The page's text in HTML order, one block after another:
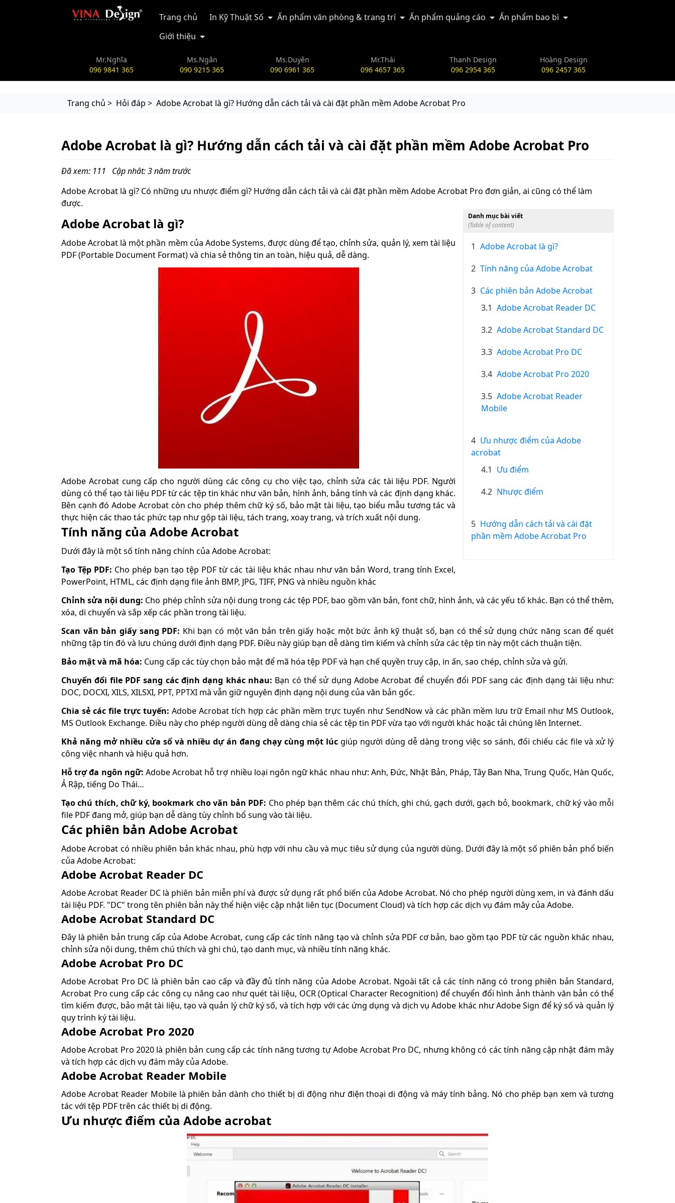
vinadesign.vn
Trang chủ In Kỹ Thuật Số Ấn phẩm văn phòng & trang trí Ấn phẩm quảng cáo
Ấn phẩm bao bì
Giới thiệu
Mr.Nghĩa
096 9841 365
Ms.Ngân
090 9215 365
Ms.Duyên
090 6961 365
Mr.Thái
096 4657 365
Thanh Design
096 2954 365
Hoàng Design
096 2457 365
Trang chủ > Hỏi đáp > Adobe Acrobat là gì? Hướng dẫn cách tải và cài đặt phần mềm Adobe Acrobat Pro
Adobe Acrobat là gì? Hướng dẫn cách tải và cài đặt phần mềm Adobe Acrobat Pro
Đã xem: 111
Cập nhât: 3 năm trước
Adobe Acrobat là gì? Có những ưu nhược điểm gì? Hướng dẫn cách tải và cài đặt phần mềm Adobe Acrobat Pro đơn giản, ai cũng có thể làm
được.
Danh mục bài viết
(Table of content)
1 Adobe Acrobat là gì?
2 Tính năng của Adobe Acrobat
3 Các phiên bản Adobe Acrobat
3.1 Adobe Acrobat Reader DC
3.2 Adobe Acrobat Standard DC
3.3 Adobe Acrobat Pro DC
3.4 Adobe Acrobat Pro 2020
3.5 Adobe Acrobat Reader
Mobile
4 Ưu nhược điểm của Adobe
acrobat
4.1 Ưu điểm
4.2 Nhược điểm
5 Hướng dẫn cách tải và cài đặt
phần mềm Adobe Acrobat Pro
Adobe Acrobat là gì?
Adobe Acrobat là một phần mềm của Adobe Systems, được dùng để tạo, chỉnh sửa, quản lý, xem tài liệu
PDF (Portable Document Format) và chia sẻ thông tin an toàn, hiệu quả, dễ dàng.
Adobe Acrobat cung cấp cho người dùng các công cụ cho việc tạo, chỉnh sửa các tài liệu PDF. Người
dùng có thể tạo tài liệu PDF từ các tệp tin khác như văn bản, hình ảnh, bảng tính và các định dạng khác.
Bên cạnh đó Adobe Acrobat còn cho phép thêm chữ ký số, bảo mật tài liệu, tạo biểu mẫu tương tác và
thực hiện các thao tác phức tạp như gộp tài liệu, tách trang, xoay trang, và trích xuất nội dung.
Tính năng của Adobe Acrobat
Dưới đây là một số tính năng chính của Adobe Acrobat:
Tạo Tệp PDF: Cho phép bạn tạo tệp PDF từ các tài liệu khác nhau như văn bản Word, trang tính Excel,
PowerPoint, HTML, các định dạng file ảnh BMP, JPG, TIFF, PNG và nhiều nguồn khác
Chỉnh sửa nội dung: Cho phép chỉnh sửa nội dung trong các tệp PDF, bao gồm văn bản, font chữ, hình ảnh, và các yếu tố khác. Bạn có thể thêm,
xóa, di chuyển và sắp xếp các phần trong tài liệu.
Scan văn bản giấy sang PDF: Khi bạn có một văn bản trên giấy hoặc một bức ảnh kỹ thuật số, bạn có thể sử dụng chức năng scan để quét
những tập tin đó và lưu chúng dưới định dạng PDF. Điều này giúp bạn dễ dàng tìm kiếm và chỉnh sửa các tệp tin này một cách thuận tiện.
Bảo mật và mã hóa: Cung cấp các tùy chọn bảo mật để mã hóa tệp PDF và hạn chế quyền truy cập, in ấn, sao chép, chỉnh sửa và gửi.
Chuyển đổi file PDF sang các định dạng khác nhau: Bạn có thể sử dụng Adobe Acrobat để chuyển đổi PDF sang các định dạng tài liệu như:
DOC, DOCXI, XILS, XILSXI, PPT, PPTXI mà vẫn giữ nguyên định dạng nội dung của văn bản gốc.
Chia sẻ các file trực tuyến: Adobe Acrobat tích hợp các phần mềm trực tuyến như SendNow và các phần mềm lưu trữ Email như MS Outlook,
MS Outlook Exchange. Điều này cho phép người dùng dễ dàng chia sẻ các tệp tin PDF vừa tạo với người khác hoặc tải chúng lên Internet.
Khả năng mở nhiều cửa sổ và nhiều dự án đang chạy cùng một lúc giúp người dùng dễ dàng trong việc so sánh, đối chiếu các file và xử lý
công việc nhanh và hiệu quả hơn.
Hỗ trợ đa ngôn ngữ: Adobe Acrobat hỗ trợ nhiều loại ngôn ngữ khác nhau như: Anh, Đức, Nhật Bản, Pháp, Tây Ban Nha, Trung Quốc, Hàn Quốc,
Ả Rập, tiếng Do Thái…
Tạo chú thích, chữ ký, bookmark cho văn bản PDF: Cho phép bạn thêm các chú thích, ghi chú, gạch dưới, gạch bỏ, bookmark, chữ ký vào mỗi
file PDF đang mở, giúp bạn dễ dàng tùy chỉnh bổ sung vào tài liệu.
Các phiên bản Adobe Acrobat
Adobe Acrobat có nhiều phiên bản khác nhau, phù hợp với nhu cầu và mục tiêu sử dụng của người dùng. Dưới đây là một số phiên bản phổ biến
của Adobe Acrobat:
Adobe Acrobat Reader DC
Adobe Acrobat Reader DC là phiên bản miễn phí và được sử dụng rất phổ biến của Adobe Acrobat. Nó cho phép người dùng xem, in và đánh dấu
tài liệu PDF. "DC" trong tên phiên bản này thể hiện việc cập nhật liên tục (Document Cloud) và tích hợp các dịch vụ đám mây của Adobe.
Adobe Acrobat Standard DC
Đây là phiên bản trung cấp của Adobe Acrobat, cung cấp các tính năng tạo và chỉnh sửa PDF cơ bản, bao gồm tạo PDF từ các nguồn khác nhau,
chỉnh sửa nội dung, thêm chú thích và ghi chú, tạo danh mục, và nhiều tính năng khác.
Adobe Acrobat Pro DC
Adobe Acrobat Pro DC là phiên bản cao cấp và đầy đủ tính năng của Adobe Acrobat. Ngoài tất cả các tính năng có trong phiên bản Standard,
Acrobat Pro cung cấp các công cụ nâng cao như quét tài liệu, OCR (Optical Character Recognition) để chuyển đổi hình ảnh thành văn bản có thể
tìm kiếm được, bảo mật tài liệu, tạo và quản lý chữ ký số, và tích hợp với các ứng dụng và dịch vụ Adobe khác như Adobe Sign để ký số và quản lý
quy trình ký tài liệu.
Adobe Acrobat Pro 2020
Adobe Acrobat Pro 2020 là phiên bản cung cấp các tính năng tương tự Adobe Acrobat Pro DC, nhưng không có các tính năng cập nhật đám mây
và tích hợp các dịch vụ đám mây của Adobe.
Adobe Acrobat Reader Mobile
Adobe Acrobat Reader Mobile là phiên bản dành cho thiết bị di động như điện thoại di động và máy tính bảng. Nó cho phép bạn xem và tương
tác với tệp PDF trên các thiết bị di động.
Ưu nhược điểm của Adobe acrobat